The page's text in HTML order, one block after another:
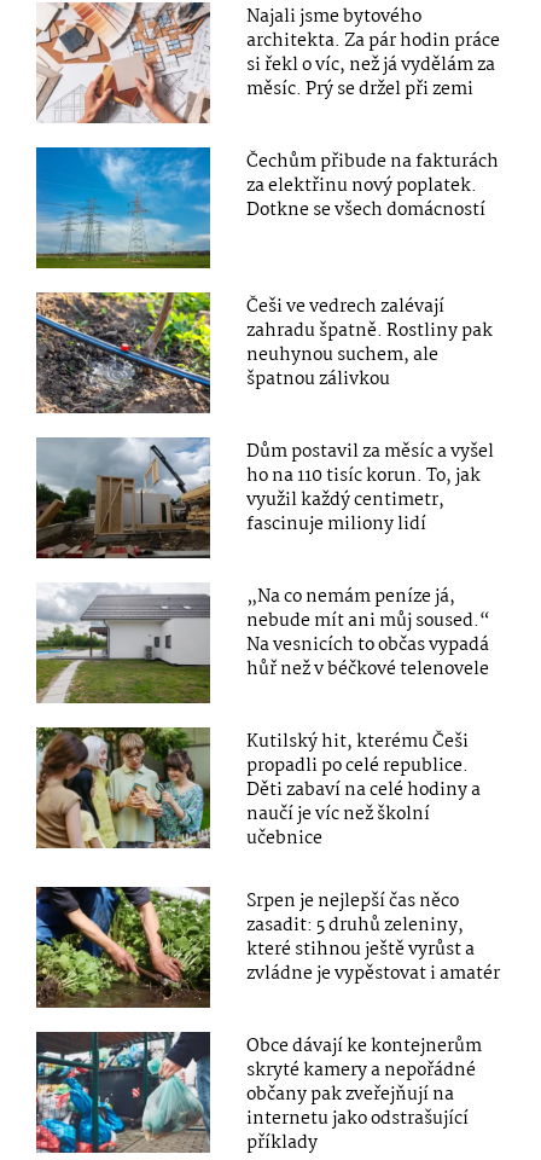
Najali jsme bytového
architekta. Za pár hodin práce
si řekl o víc, než já vydělám za
měsíc. Prý se držel při zemi
Čechům přibude na fakturách
za elektřinu nový poplatek.
Dotkne se všech domácností
Češi ve vedrech zalévají
zahradu špatně. Rostliny pak
neuhynou suchem, ale
špatnou zálivkou
Dům postavil za měsíc a vyšel
ho na 110 tisíc korun. To, jak
využil každý centimetr,
fascinuje miliony lidí
„Na co nemám peníze já,
nebude mít ani můj soused.“
Na vesnicích to občas vypadá
hůř než v béčkové telenovele
Kutilský hit, kterému Češi
propadli po celé republice.
Děti zabaví na celé hodiny a
naučí je víc než školní
učebnice
Srpen je nejlepší čas něco
zasadit: 5 druhů zeleniny,
které stihnou ještě vyrůst a
zvládne je vypěstovat i amatér
Obce dávají ke kontejnerům
skryté kamery a nepořádné
občany pak zveřejňují na
internetu jako odstrašující
příklady